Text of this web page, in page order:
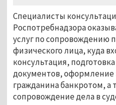
Специалисты
Роспотребнадзора
услуг по сопровождению
физического лица, куда
консультация,
документов, оформление
гражданина банкротом, а
сопровождение дела в